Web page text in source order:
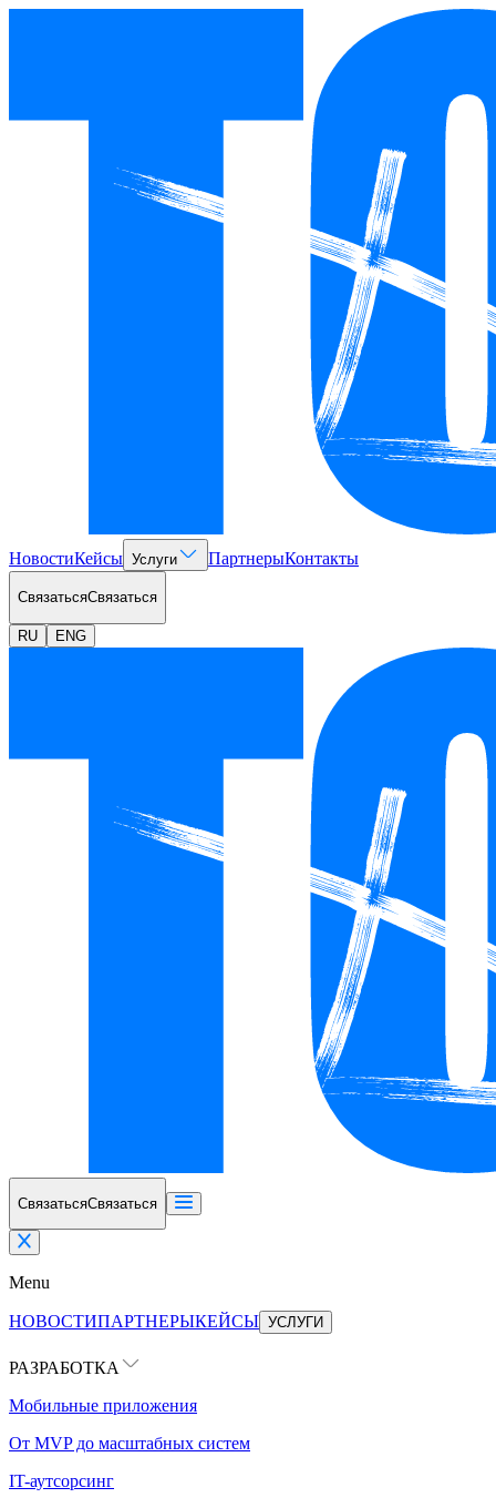
НовостиКейсы Услуги ПартнерыКонтакты
СвязатьсяСвязаться
RU ENG
СвязатьсяСвязаться
Menu
НОВОСТИПАРТНЕРЫКЕЙСЫ УСЛУГИ
РАЗРАБОТКА
Мобильные приложения
От MVP до масштабных систем
IT-аутсорсинг